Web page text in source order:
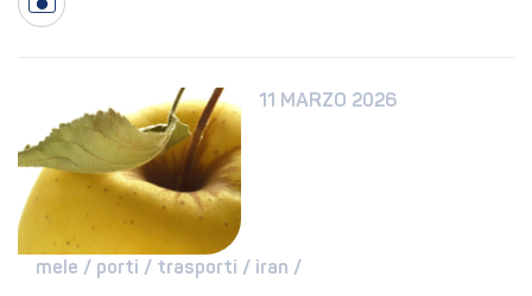
11 MARZO 2026
mele / porti / trasporti / iran /